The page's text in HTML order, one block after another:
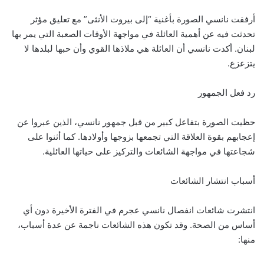
أرفقت نانسي الصورة بأغنية “إلى بيروت الأنثى” مع تعليق مؤثر
تحدثت فيه عن أهمية العائلة في مواجهة الأوقات الصعبة التي يمر بها
لبنان. أكدت نانسي أن العائلة هي ملاذها القوي وأن حبها لبلدها لا
يتزعزع.
رد فعل الجمهور
حظيت الصورة بتفاعل كبير من قبل جمهور نانسي، الذين عبروا عن
إعجابهم بقوة العلاقة التي تجمعها بزوجها وأولادها. كما أثنوا على
شجاعتها في مواجهة الشائعات والتركيز على حياتها العائلية.
أسباب انتشار الشائعات
انتشرت شائعات انفصال نانسي عجرم في الفترة الأخيرة دون أي
أساس من الصحة. وقد تكون هذه الشائعات ناجمة عن عدة أسباب،
منها: